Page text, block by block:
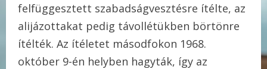
felfüggesztett szabadságvesztésre ítélte, az
alijázottakat pedig távollétükben börtönre
ítélték. Az ítéletet másodfokon 1968.
október 9-én helyben hagyták, így az